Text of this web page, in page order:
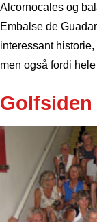
Alcornocales og
Embalse de
interessant
men også fordi
Golfsiden